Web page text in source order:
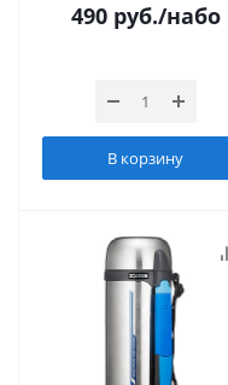
490руб./набо
В корзину